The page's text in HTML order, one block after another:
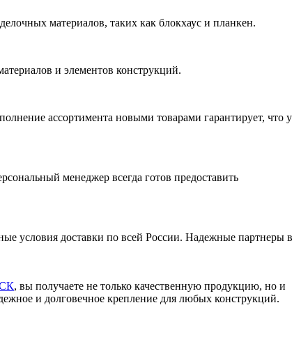
материалов, таких как блокхаус и планкен.
и элементов конструкций.
ассортимента новыми товарами гарантирует, что у
менеджер всегда готов предоставить
условия доставки по всей России. Надежные партнеры в
, вы получаете не только качественную продукцию, но и
и долговечное крепление для любых конструкций.